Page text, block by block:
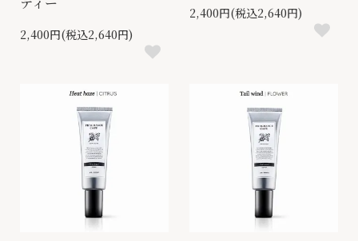
2,400円(税込2,640円)
2,400円(税込2,640円)